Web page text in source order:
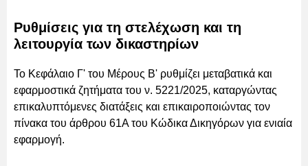
Ρυθμίσεις για τη στελέχωση και τη
λειτουργία των δικαστηρίων
Το Κεφάλαιο Γ' του Μέρους Β' ρυθμίζει μεταβατικά και
εφαρμοστικά ζητήματα του ν. 5221/2025, καταργώντας
επικαλυπτόμενες διατάξεις και επικαιροποιώντας τον
πίνακα του άρθρου 61Α του Κώδικα Δικηγόρων για ενιαία
εφαρμογή.